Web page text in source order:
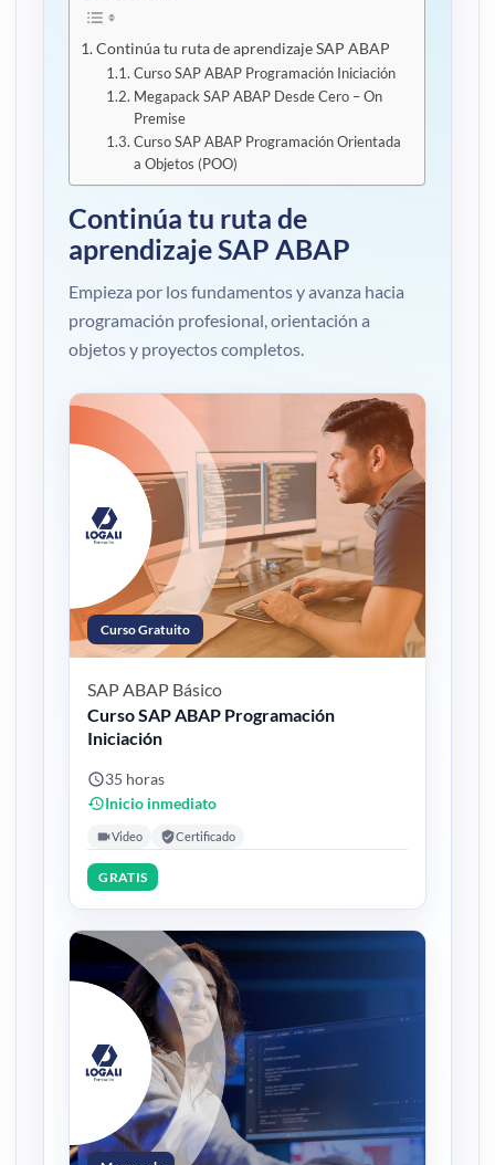
Continúa tu ruta de aprendizaje SAP ABAP
Curso SAP ABAP Programación Iniciación
Megapack SAP ABAP Desde Cero – On
Premise
Curso SAP ABAP Programación Orientada
a Objetos (POO)
Continúa tu ruta de
aprendizaje SAP ABAP
Empieza por los fundamentos y avanza hacia
programación profesional, orientación a
objetos y proyectos completos.
Curso Gratuito
SAP ABAP Básico
Curso SAP ABAP Programación
Iniciación
35 horas
Inicio inmediato
Video Certificado
GRATIS